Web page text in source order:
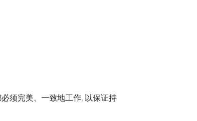
须完美、一致地工作, 以保证持